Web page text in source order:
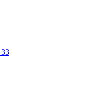
33